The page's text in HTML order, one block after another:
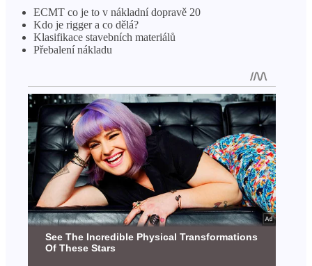
ECMT co je to v nákladní dopravě 20
Kdo je rigger a co dělá?
Klasifikace stavebních materiálů
Přebalení nákladu